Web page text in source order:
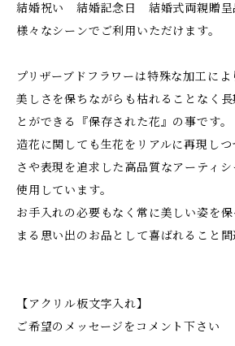
結婚祝い 結婚記念日 結婚式両親贈呈
様々なシーンでご利用いただけます。
プリザーブドフラワーは特殊な加工に
美しさを保ちながらも枯れることなく
とができる『保存された花』の事です。
造花に関しても生花をリアルに再現し
さや表現を追求した高品質なアーティ
使用しています。
お手入れの必要もなく常に美しい姿を
まる思い出のお品として喜ばれること間
【アクリル板文字入れ】
ご希望のメッセージをコメント下さい